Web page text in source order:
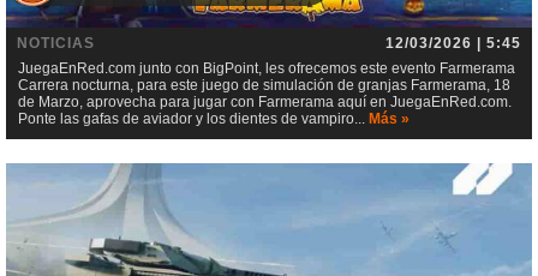
NOTICIAS
12/03/2026 | 5:45
JuegaEnRed.com junto con BigPoint, les ofrecemos este evento Farmerama
Carrera nocturna, para este juego de simulación de granjas Farmerama, 18
de Marzo, aprovecha para jugar con Farmerama aquí en JuegaEnRed.com.
Ponte las gafas de aviador y los dientes de vampiro... Más »